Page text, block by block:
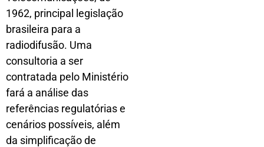
1962, principal legislação
brasileira para a
radiodifusão. Uma
consultoria a ser
contratada pelo Ministério
fará a análise das
referências regulatórias e
cenários possíveis, além
da simplificação de